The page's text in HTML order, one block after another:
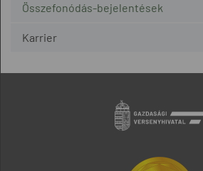
Összefonódás-bejelentések
Karrier